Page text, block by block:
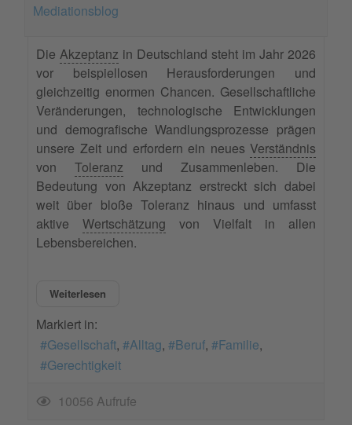
Mediationsblog
Die Akzeptanz in Deutschland steht im Jahr 2026
vor beispiellosen Herausforderungen und
gleichzeitig enormen Chancen. Gesellschaftliche
Veränderungen, technologische Entwicklungen
und demografische Wandlungsprozesse prägen
unsere Zeit und erfordern ein neues Verständnis
von Toleranz und Zusammenleben. Die
Bedeutung von Akzeptanz erstreckt sich dabei
weit über bloße Toleranz hinaus und umfasst
aktive Wertschätzung von Vielfalt in allen
Lebensbereichen.
Weiterlesen
Markiert in:
Gesellschaft
Alltag Beruf
Familie
Gerechtigkeit
10056 Aufrufe